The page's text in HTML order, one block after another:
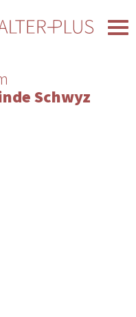
Schwyz